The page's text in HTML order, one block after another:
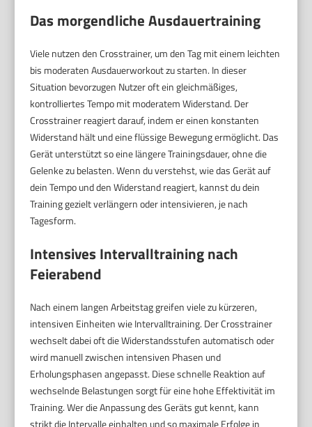
Das morgendliche Ausdauertraining
Viele nutzen den Crosstrainer, um den Tag mit einem leichten
bis moderaten Ausdauerworkout zu starten. In dieser
Situation bevorzugen Nutzer oft ein gleichmäßiges,
kontrolliertes Tempo mit moderatem Widerstand. Der
Crosstrainer reagiert darauf, indem er einen konstanten
Widerstand hält und eine flüssige Bewegung ermöglicht. Das
Gerät unterstützt so eine längere Trainingsdauer, ohne die
Gelenke zu belasten. Wenn du verstehst, wie das Gerät auf
dein Tempo und den Widerstand reagiert, kannst du dein
Training gezielt verlängern oder intensivieren, je nach
Tagesform.
Intensives Intervalltraining nach
Feierabend
Nach einem langen Arbeitstag greifen viele zu kürzeren,
intensiven Einheiten wie Intervalltraining. Der Crosstrainer
wechselt dabei oft die Widerstandsstufen automatisch oder
wird manuell zwischen intensiven Phasen und
Erholungsphasen angepasst. Diese schnelle Reaktion auf
wechselnde Belastungen sorgt für eine hohe Effektivität im
Training. Wer die Anpassung des Geräts gut kennt, kann
strikt die Intervalle einhalten und so maximale Erfolge in